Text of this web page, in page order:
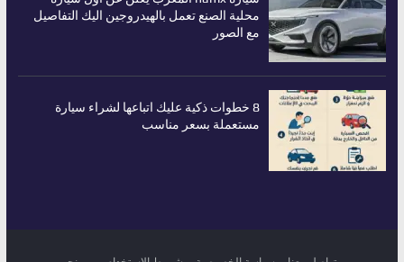
محلية الصنع تعمل بالهيدروجين اليك التفاصيل
مع الصور
8 خطوات ذكية عليك اتباعها لشراء سيارة
مستعملة بسعر مناسب